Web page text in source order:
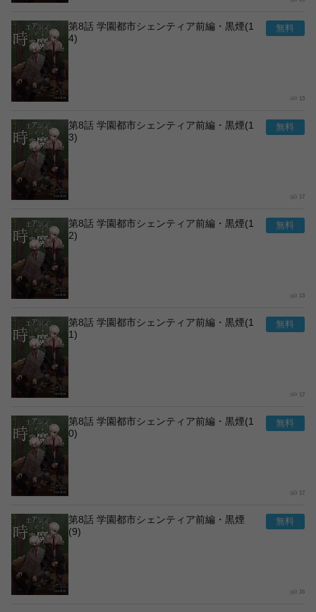
第8話 学園都市シェンティア前編・黒煙(1
4)
13
第8話 学園都市シェンティア前編・黒煙(1
3)
17
第8話 学園都市シェンティア前編・黒煙(1
2)
13
第8話 学園都市シェンティア前編・黒煙(1
1)
17
第8話 学園都市シェンティア前編・黒煙(1
0)
17
第8話 学園都市シェンティア前編・黒煙
(9)
16